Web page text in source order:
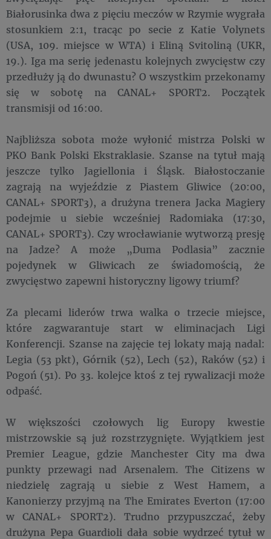
Białorusinka dwa z pięciu meczów w Rzymie wygrała
stosunkiem 2:1, tracąc po secie z Katie Volynets
(USA, 109. miejsce w WTA) i Eliną Svitoliną (UKR,
19.). Iga ma serię jedenastu kolejnych zwycięstw czy
przedłuży ją do dwunastu? O wszystkim przekonamy
się w sobotę na CANAL+ SPORT2. Początek
transmisji od 16:00.
Najbliższa sobota może wyłonić mistrza Polski w
PKO Bank Polski Ekstraklasie. Szanse na tytuł mają
jeszcze tylko Jagiellonia i Śląsk. Białostoczanie
zagrają na wyjeździe z Piastem Gliwice (20:00,
CANAL+ SPORT3), a drużyna trenera Jacka Magiery
podejmie u siebie wcześniej Radomiaka (17:30,
CANAL+ SPORT3). Czy wrocławianie wytworzą presję
na Jadze? A może „Duma Podlasia” zacznie
pojedynek w Gliwicach ze świadomością, że
zwycięstwo zapewni historyczny ligowy triumf?
Za plecami liderów trwa walka o trzecie miejsce,
które zagwarantuje start w eliminacjach Ligi
Konferencji. Szanse na zajęcie tej lokaty mają nadal:
Legia (53 pkt), Górnik (52), Lech (52), Raków (52) i
Pogoń (51). Po 33. kolejce ktoś z tej rywalizacji może
odpaść.
W większości czołowych lig Europy kwestie
mistrzowskie są już rozstrzygnięte. Wyjątkiem jest
Premier League, gdzie Manchester City ma dwa
punkty przewagi nad Arsenalem. The Citizens w
niedzielę zagrają u siebie z West Hamem, a
Kanonierzy przyjmą na The Emirates Everton (17:00
w CANAL+ SPORT2). Trudno przypuszczać, żeby
drużyna Pepa Guardioli dała sobie wydrzeć tytuł w